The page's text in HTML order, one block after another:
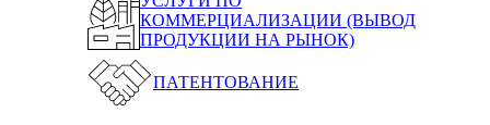
КОММЕРЦИАЛИЗАЦИИ (ВЫВОД
ПРОДУКЦИИ НА РЫНОК)
ПАТЕНТОВАНИЕ